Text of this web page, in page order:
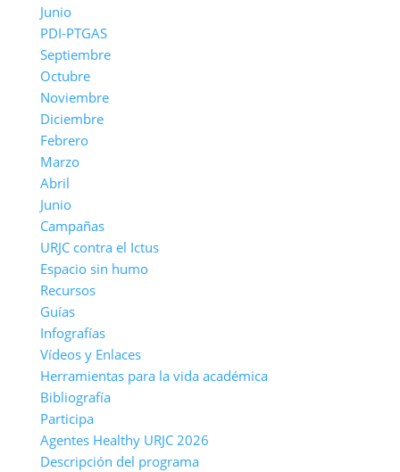
Junio
PDI-PTGAS
Septiembre
Octubre
Noviembre
Diciembre
Febrero
Marzo
Abril
Junio
Campañas
URJC contra el Ictus
Espacio sin humo
Recursos
Guías
Infografías
Vídeos y Enlaces
Herramientas para la vida académica
Bibliografía
Participa
Agentes Healthy URJC 2026
Descripción del programa